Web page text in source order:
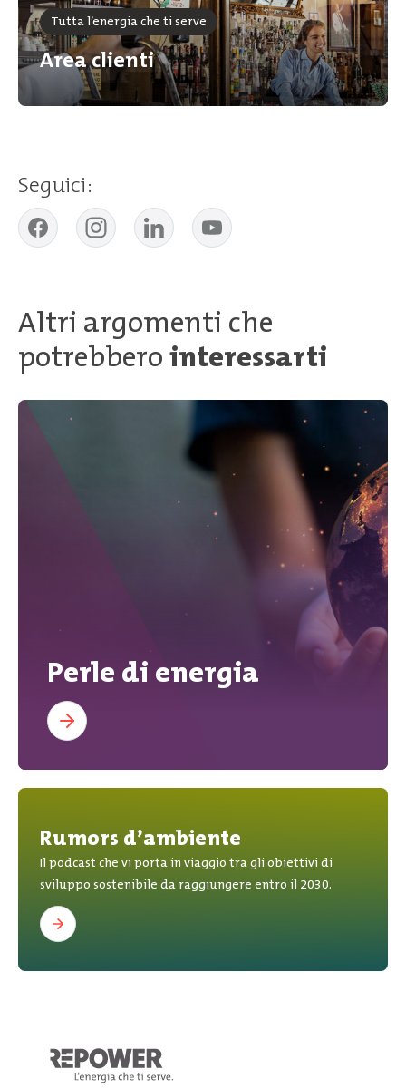
Tutta l’energia che ti serve
Area clienti
Seguici:
Altri argomenti che
potrebberointeressarti
Perle di energia
Rumors d’ambiente
Il podcast che vi porta in viaggio tra gli obiettivi di
sviluppo sostenibile da raggiungere entro il 2030.